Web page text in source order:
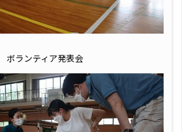
ボランティア発表会